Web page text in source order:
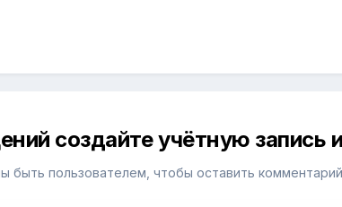
создайте учётную запись
быть пользователем, чтобы оставить комментарий